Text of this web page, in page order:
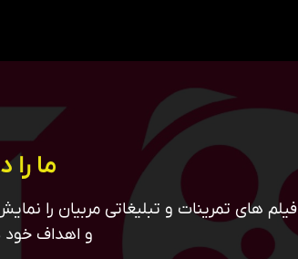
ما را
فیلم های تمرینات و تبلیغاتی مربیان را
و اهداف خود